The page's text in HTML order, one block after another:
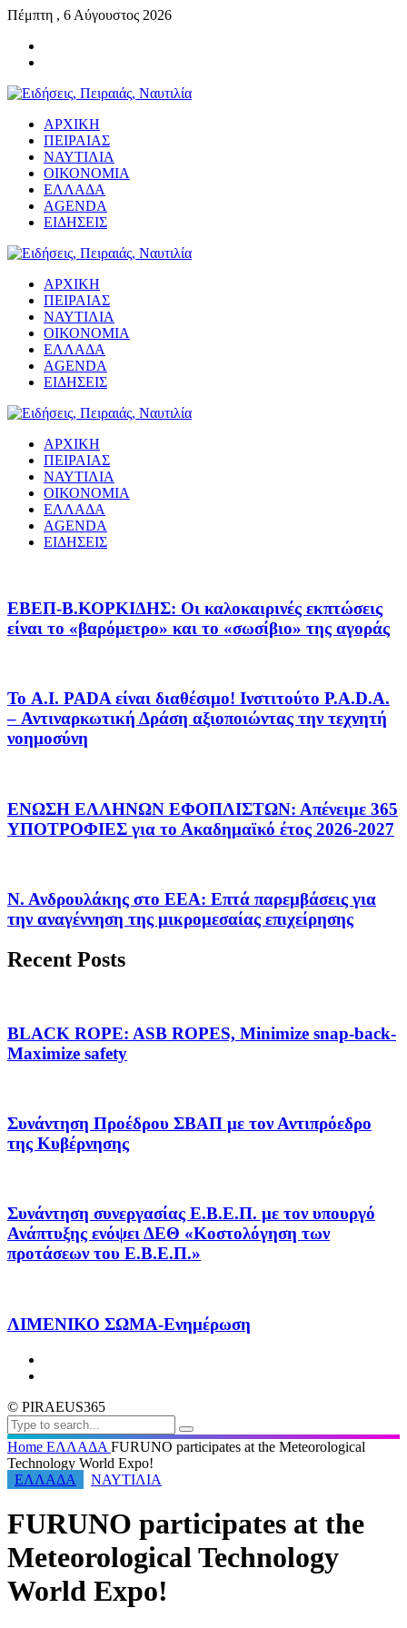
Πέμπτη , 6 Αύγουστος 2026
ΑΡΧΙΚΗ
ΠΕΙΡΑΙΑΣ
ΝΑΥΤΙΛΙΑ
ΟΙΚΟΝΟΜΙΑ
ΕΛΛΑΔΑ
AGENDA
ΕΙΔΗΣΕΙΣ
ΑΡΧΙΚΗ
ΠΕΙΡΑΙΑΣ
ΝΑΥΤΙΛΙΑ
ΟΙΚΟΝΟΜΙΑ
ΕΛΛΑΔΑ
AGENDA
ΕΙΔΗΣΕΙΣ
ΑΡΧΙΚΗ
ΠΕΙΡΑΙΑΣ
ΝΑΥΤΙΛΙΑ
ΟΙΚΟΝΟΜΙΑ
ΕΛΛΑΔΑ
AGENDA
ΕΙΔΗΣΕΙΣ
EΒΕΠ-Β.ΚΟΡΚΙΔΗΣ: Οι καλοκαιρινές εκπτώσεις
είναι το «βαρόμετρο» και το «σωσίβιο» της αγοράς
Το A.I. PADA είναι διαθέσιμο! Ινστιτούτο P.A.D.A.
– Αντιναρκωτική Δράση αξιοποιώντας την τεχνητή
νοημοσύνη
ΕΝΩΣΗ ΕΛΛΗΝΩΝ ΕΦΟΠΛΙΣΤΩΝ: Απένειμε 365
ΥΠΟΤΡΟΦΙΕΣ για το Ακαδημαϊκό έτος 2026-2027
Ν. Ανδρουλάκης στο ΕΕΑ: Επτά παρεμβάσεις για
την αναγέννηση της μικρομεσαίας επιχείρησης
Recent Posts
BLACK ROPE: ASB ROPES, Minimize snap-back-
Maximize safety
Συνάντηση Προέδρου ΣΒΑΠ με τον Αντιπρόεδρο
της Κυβέρνησης
Συνάντηση συνεργασίας Ε.Β.Ε.Π. με τον υπουργό
Ανάπτυξης ενόψει ΔΕΘ «Κοστολόγηση των
προτάσεων του Ε.Β.Ε.Π.»
ΛΙΜΕΝΙΚΟ ΣΩΜΑ-Ενημέρωση
© PIRAEUS365
Home ΕΛΛΑΔΑ FURUNO participates at the Meteorological
Technology World Expo!
ΕΛΛΑΔΑ
ΝΑΥΤΙΛΙΑ
FURUNO participates at the
Meteorological Technology
World Expo!